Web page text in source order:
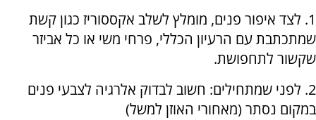
1. לצד איפור פנים, מומלץ לשלב אקססוריז כגון קשת
שמתכתבת עם הרעיון הכללי, פרחי משי או כל אביזר
שקשור לתחפושת.
2. לפני שמתחילים: חשוב לבדוק אלרגיה לצבעי פנים
במקום נסתר (מאחורי האוזן למשל)